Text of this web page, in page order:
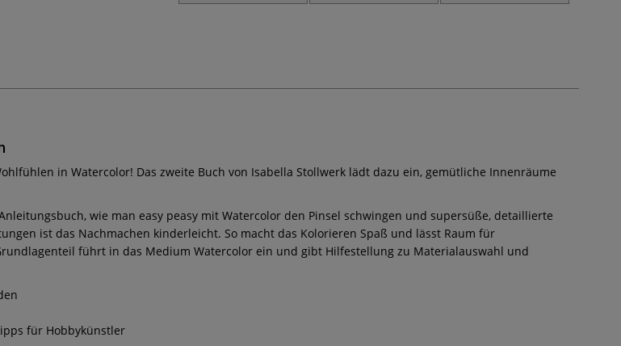
in Watercolor! Das zweite Buch von Isabella Stollwerk lädt dazu ein, gemütliche Innenräume
wie man easy peasy mit Watercolor den Pinsel schwingen und supersüße, detaillierte
ist das Nachmachen kinderleicht. So macht das Kolorieren Spaß und lässt Raum für
führt in das Medium Watercolor ein und gibt Hilfestellung zu Materialauswahl und
für Hobbykünstler